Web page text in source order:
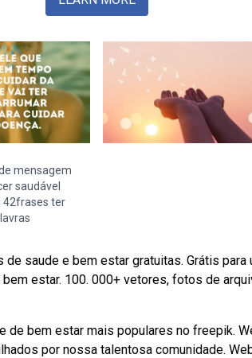
mensagem
saudável
42frases ter
saude e bem estar gratuitas. Grátis
estar. 100. 000+ vetores, fotos de
de bem estar mais populares no freepik.
por nossa talentosa comunidade.